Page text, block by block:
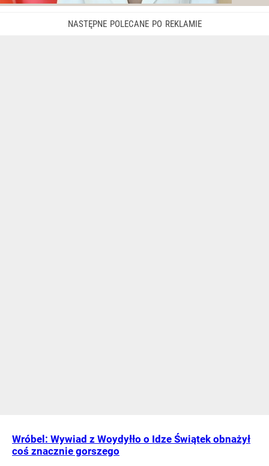
Wróbel: Wywiad z Woydyłło o Idze Świątek obnażył
coś znacznie gorszego